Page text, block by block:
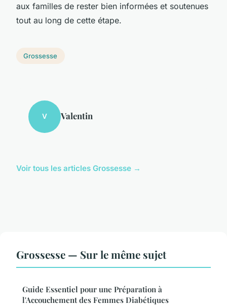
aux familles de rester bien informées et soutenues
tout au long de cette étape.
Grossesse
V Valentin
Voir tous les articles Grossesse →
Grossesse — Sur le même sujet
Guide Essentiel pour une Préparation à
l'Accouchement des Femmes Diabétiques